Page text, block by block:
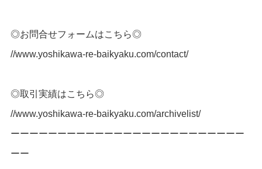
◎お問合せフォームはこちら◎
//www.yoshikawa-re-baikyaku.com/contact/
◎取引実績はこちら◎
//www.yoshikawa-re-baikyaku.com/archivelist/
ーーーーーーーーーーーーーーーーーーーーーーーーー
ーー